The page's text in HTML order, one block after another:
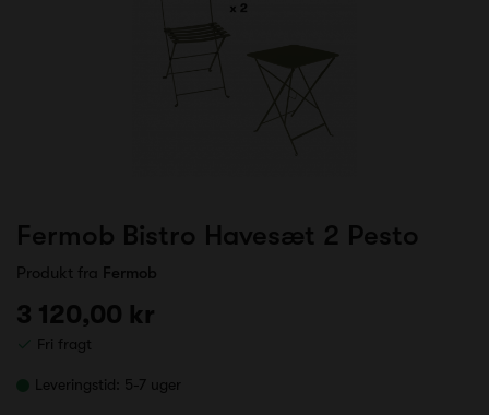
Fermob Bistro Havesæt 2 Pesto
Produkt fra Fermob
3 120,00 kr
Fri fragt
Leveringstid: 5-7 uger